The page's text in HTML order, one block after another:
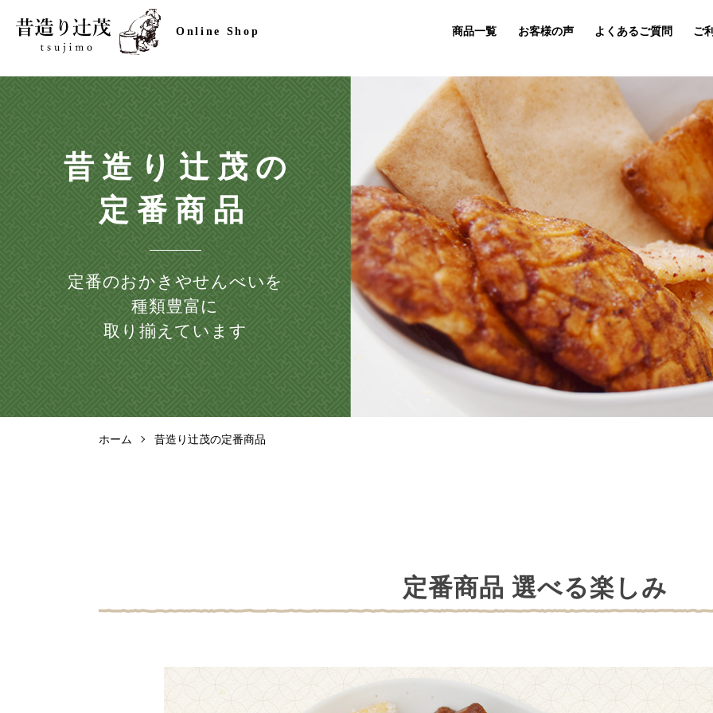
Online Shop 商品一覧 お客様の声 よくあるご質問 ご
ホーム 昔造り辻茂の定番商品
昔造り辻茂の
定番商品
定番のおかきやせんべいを
種類豊富に
取り揃えています
定番商品 選べる楽しみ